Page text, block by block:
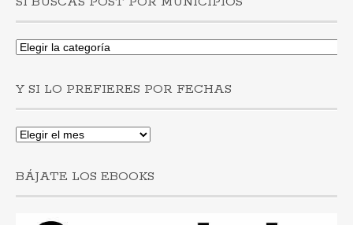
Si
buscas
por
municipios
Y SI LO PREFIERES POR FECHAS
Y
si
prefieres
por
BÁJATE LOS EBOOKS